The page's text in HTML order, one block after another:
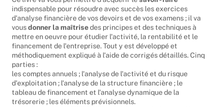
indispensable pour résoudre avec succès les exercices
d'analyse financière de vos devoirs et de vos examens ; il va
vousdonner la maîtrisedes principes et des techniques à
mettre en oeuvre pour étudier l'activité, la rentabilité et le
financement de l'entreprise. Tout y est développé et
méthodiquement expliqué à l'aide de corrigés détaillés. Cinq
parties :
les comptes annuels ; l'analyse de l'activité et du risque
d'exploitation ; l'analyse de la structure financière ; le
tableau de financement et l'analyse dynamique de la
trésorerie ; les éléments prévisionnels.